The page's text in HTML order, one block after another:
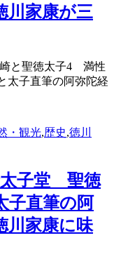
川家康が三
と聖徳太子4 満性
太子直筆の阿弥陀経
・観光,歴史,徳川
子堂 聖徳
子直筆の阿
川家康に味